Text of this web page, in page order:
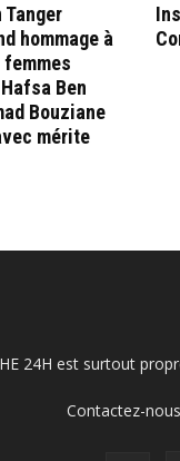
Tanger
hommage à
femmes
Ben
Bouziane
mérite
24H est surtout
Contactez-